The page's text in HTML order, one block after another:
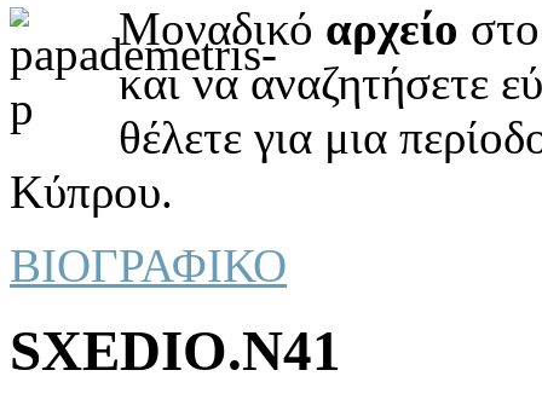
Μοναδικό αρχείο
και να αναζητήσετε
θέλετε για μια
Κύπρου.
ΒΙΟΓΡΑΦΙΚΟ
SXEDIO.N41